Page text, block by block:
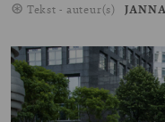
Tekst - auteur(s)